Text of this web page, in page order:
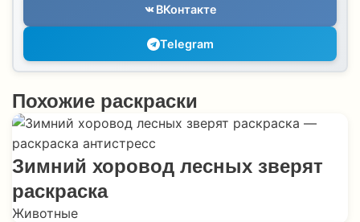
ВКонтакте
Telegram
Похожие раскраски
Зимний хоровод лесных зверят
раскраска
Животные